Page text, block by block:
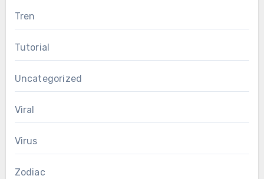
Tren
Tutorial
Uncategorized
Viral
Virus
Zodiac